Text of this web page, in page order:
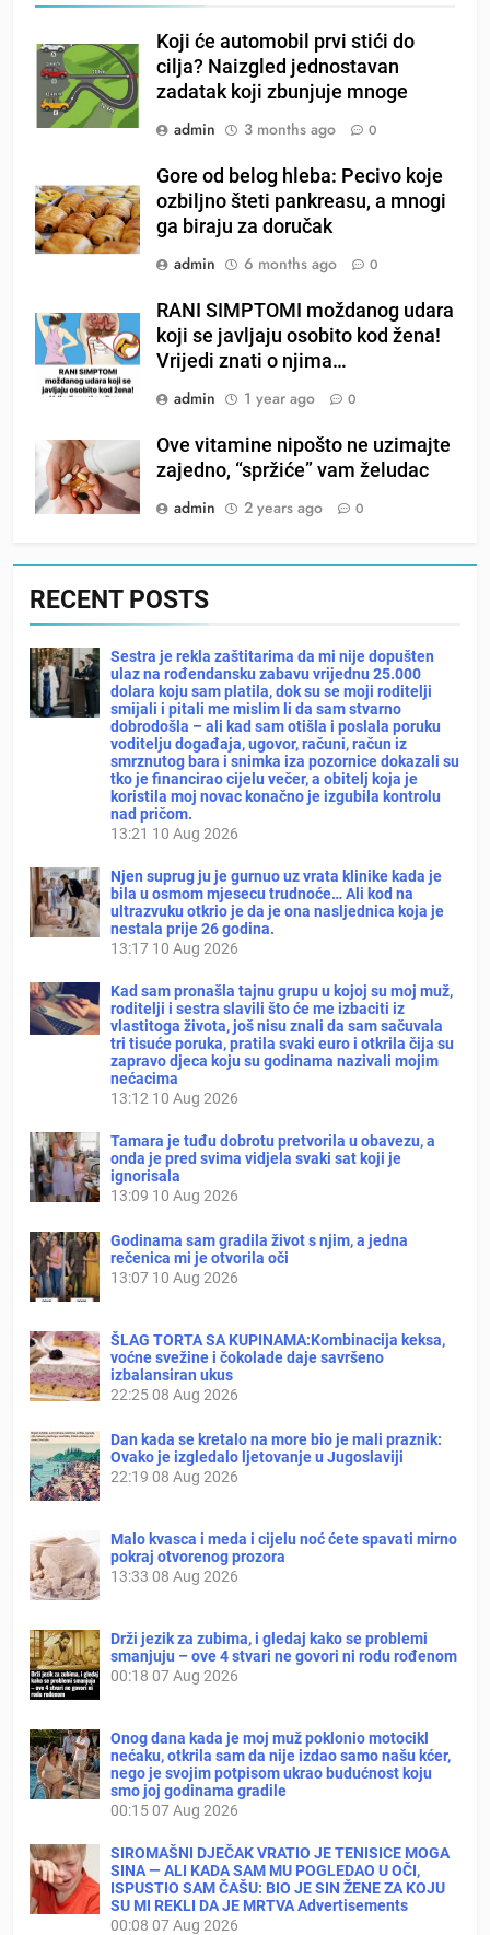
Koji će automobil prvi stići do
cilja? Naizgled jednostavan
zadatak koji zbunjuje mnoge
admin
3 months ago 0
Gore od belog hleba: Pecivo koje
ozbiljno šteti pankreasu, a mnogi
ga biraju za doručak
admin
6 months ago 0
RANI SIMPTOMI moždanog udara
koji se javljaju osobito kod žena!
Vrijedi znati o njima…
admin
1 year ago 0
Ove vitamine nipošto ne uzimajte
zajedno, “spržiće” vam želudac
admin
2 years ago 0
RECENT POSTS
Sestra je rekla zaštitarima da mi nije dopušten
ulaz na rođendansku zabavu vrijednu 25.000
dolara koju sam platila, dok su se moji roditelji
smijali i pitali me mislim li da sam stvarno
dobrodošla – ali kad sam otišla i poslala poruku
voditelju događaja, ugovor, računi, račun iz
smrznutog bara i snimka iza pozornice dokazali su
tko je financirao cijelu večer, a obitelj koja je
koristila moj novac konačno je izgubila kontrolu
nad pričom.
13:21 10 Aug 2026
Njen suprug ju je gurnuo uz vrata klinike kada je
bila u osmom mjesecu trudnoće… Ali kod na
ultrazvuku otkrio je da je ona nasljednica koja je
nestala prije 26 godina.
13:17 10 Aug 2026
Kad sam pronašla tajnu grupu u kojoj su moj muž,
roditelji i sestra slavili što će me izbaciti iz
vlastitoga života, još nisu znali da sam sačuvala
tri tisuće poruka, pratila svaki euro i otkrila čija su
zapravo djeca koju su godinama nazivali mojim
nećacima
13:12 10 Aug 2026
Tamara je tuđu dobrotu pretvorila u obavezu, a
onda je pred svima vidjela svaki sat koji je
ignorisala
13:09 10 Aug 2026
Godinama sam gradila život s njim, a jedna
rečenica mi je otvorila oči
13:07 10 Aug 2026
ŠLAG TORTA SA KUPINAMA:Kombinacija keksa,
voćne svežine i čokolade daje savršeno
izbalansiran ukus
22:2508 Aug 2026
Dan kada se kretalo na more bio je mali praznik:
Ovako je izgledalo ljetovanje u Jugoslaviji
22:19 08 Aug 2026
Malo kvasca i meda i cijelu noć ćete spavati mirno
pokraj otvorenog prozora
13:33 08 Aug 2026
Drži jezik za zubima, i gledaj kako se problemi
smanjuju – ove 4 stvari ne govori ni rodu rođenom
00:18 07 Aug 2026
Onog dana kada je moj muž poklonio motocikl
nećaku, otkrila sam da nije izdao samo našu kćer,
nego je svojim potpisom ukrao budućnost koju
smo joj godinama gradile
00:1507 Aug 2026
SIROMAŠNI DJEČAK VRATIO JE TENISICE MOGA
SINA — ALI KADA SAM MU POGLEDAO U OČI,
ISPUSTIO SAM ČAŠU: BIO JE SIN ŽENE ZA KOJU
SU MI REKLI DA JE MRTVA Advertisements
00:08 07 Aug 2026